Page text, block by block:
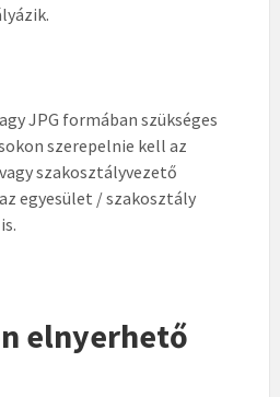
JPG formában szükséges
szerepelnie kell az
szakosztályvezető
egyesület / szakosztály
elnyerhető